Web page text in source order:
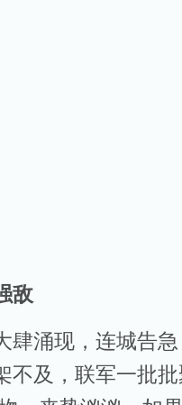
敌
涌现，连城告急
不及，联军一批